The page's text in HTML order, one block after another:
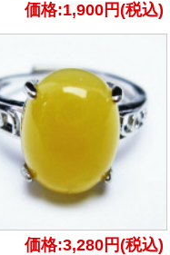
価格:1,900円(税込)
価格:3,280円(税込)